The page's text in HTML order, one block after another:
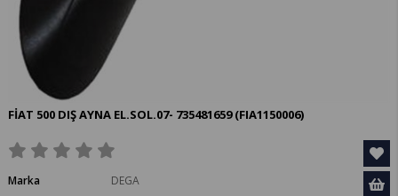
FİAT 500 DIŞ AYNA EL.SOL.07- 735481659(FIA1150006)
Marka
DEGA